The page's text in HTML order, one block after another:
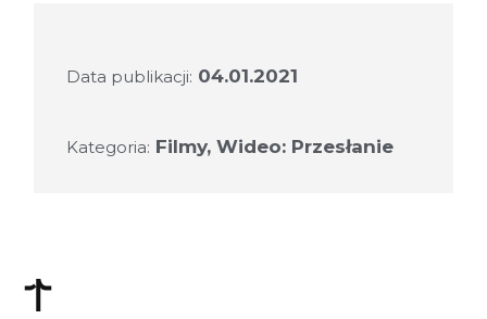
Data publikacji: 04.01.2021
Kategoria: Filmy,Wideo: Przesłanie